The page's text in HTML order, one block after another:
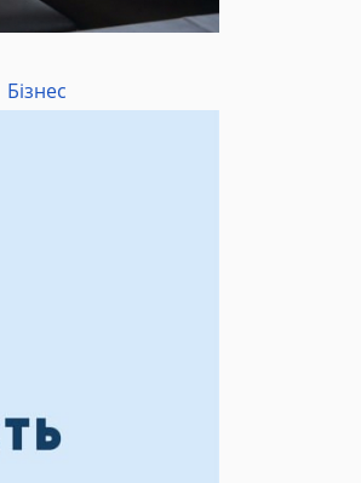
Бізнес